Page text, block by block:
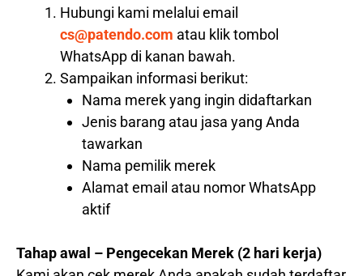
Hubungi kami melalui email
cs@patendo.com atau klik tombol
WhatsApp di kanan bawah.
Sampaikan informasi berikut:
Nama merek yang ingin didaftarkan
Jenis barang atau jasa yang Anda
tawarkan
Nama pemilik merek
Alamat email atau nomor WhatsApp
aktif
Tahap awal – Pengecekan Merek (2 hari kerja)